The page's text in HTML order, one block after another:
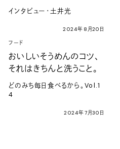
インタビュー・土井光
2024年8月20日
フード
おいしいそうめんのコツ、
それはきちんと洗うこと。
どのみち毎日食べるから。Vol.1
4
2024年7月30日